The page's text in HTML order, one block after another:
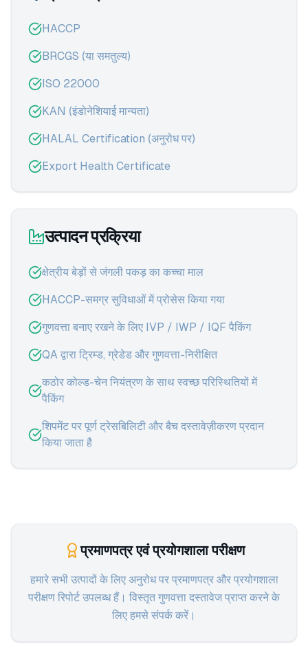
HACCP
BRCGS (या समतुल्य)
ISO 22000
KAN (इंडोनेशियाई मान्यता)
HALAL Certification (अनुरोध पर)
Export Health Certificate
उत्पादन प्रक्रिया
क्षेत्रीय बेड़ों से जंगली पकड़ का कच्चा माल
HACCP-समग्र सुविधाओं में प्रोसेस किया गया
गुणवत्ता बनाए रखने के लिए IVP / IWP / IQF पैकिंग
QA द्वारा ट्रिम्ड, ग्रेडेड और गुणवत्ता-निरीक्षित
कठोर कोल्ड-चेन नियंत्रण के साथ स्वच्छ परिस्थितियों में
पैकिंग
शिपमेंट पर पूर्ण ट्रेसबिलिटी और बैच दस्तावेज़ीकरण प्रदान
किया जाता है
प्रमाणपत्र एवं प्रयोगशाला परीक्षण
हमारे सभी उत्पादों के लिए अनुरोध पर प्रमाणपत्र और प्रयोगशाला
परीक्षण रिपोर्ट उपलब्ध हैं। विस्तृत गुणवत्ता दस्तावेज प्राप्त करने के
लिए हमसे संपर्क करें।